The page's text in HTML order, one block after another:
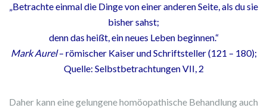
„Betrachte einmal die Dinge von einer anderen Seite, als du sie
bisher sahst;
denn das heißt, ein neues Leben beginnen.“
Mark Aurel– römischer Kaiser und Schriftsteller (121 – 180);
Quelle: Selbstbetrachtungen VII, 2
Daher kann eine gelungene homöopathische Behandlung auch